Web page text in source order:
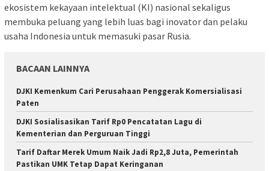
ekosistem kekayaan intelektual (KI) nasional sekaligus
membuka peluang yang lebih luas bagi inovator dan pelaku
usaha Indonesia untuk memasuki pasar Rusia.
BACAAN LAINNYA
DJKI Kemenkum Cari Perusahaan Penggerak Komersialisasi
Paten
DJKI Sosialisasikan Tarif Rp0 Pencatatan Lagu di
Kementerian dan Perguruan Tinggi
Tarif Daftar Merek Umum Naik Jadi Rp2,8 Juta, Pemerintah
Pastikan UMK Tetap Dapat Keringanan